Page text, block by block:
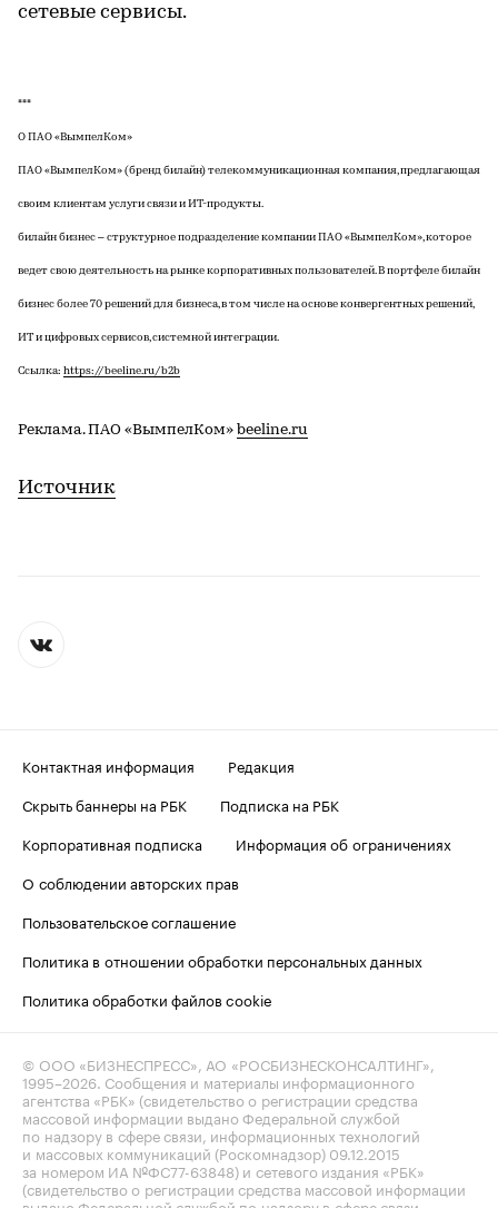
сетевые сервисы.
***
О ПАО «ВымпелКом»
ПАО «ВымпелКом» (бренд билайн) телекоммуникационная компания, предлагающая
своим клиентам услуги связи и ИТ-продукты.
билайн бизнес – структурное подразделение компании ПАО «ВымпелКом», которое
ведет свою деятельность на рынке корпоративных пользователей. В портфеле билайн
бизнес более 70 решений для бизнеса, в том числе на основе конвергентных решений,
ИТ и цифровых сервисов, системной интеграции.
Ссылка: https://beeline.ru/b2b
Реклама. ПАО «ВымпелКом» beeline.ru
Источник
Контактная информация
Редакция
Скрыть баннеры на РБК
Подписка на РБК
Корпоративная подписка
Информация об ограничениях
О соблюдении авторских прав
Пользовательское соглашение
Политика в отношении обработки персональных данных
Политика обработки файлов cookie
© ООО «БИЗНЕСПРЕСС», АО «РОСБИЗНЕСКОНСАЛТИНГ»,
1995–2026 . Сообщения и материалы информационного
агентства «РБК» (свидетельство о регистрации средства
массовой информации выдано Федеральной службой
по надзору в сфере связи, информационных технологий
и массовых коммуникаций (Роскомнадзор) 09.12.2015
за номером ИА №ФС77-63848) и сетевого издания «РБК»
(свидетельство о регистрации средства массовой информации